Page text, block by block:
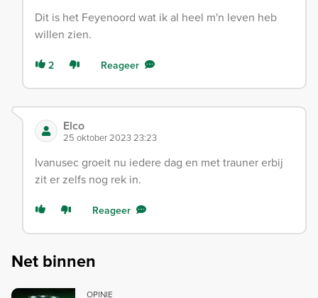
Dit is het Feyenoord wat ik al heel m'n leven heb
willen zien.
2 Reageer
Elco
25 oktober 2023 23:23
Ivanusec groeit nu iedere dag en met trauner erbij
zit er zelfs nog rek in.
Reageer
Net binnen
OPINIE